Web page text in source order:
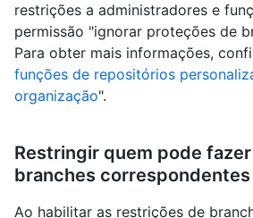
restrições a administradores e
permissão "ignorar proteções de
Para obter mais informações,
funções de repositórios
organização".
Restringir quem pode
branches correspondentes
Ao habilitar as restrições de